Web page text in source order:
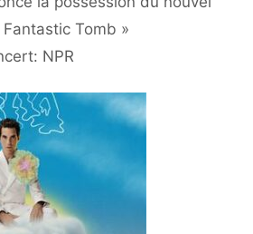
Tomb »
NPR